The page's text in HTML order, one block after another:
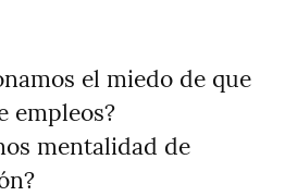
el miedo de que
empleos?
mentalidad de